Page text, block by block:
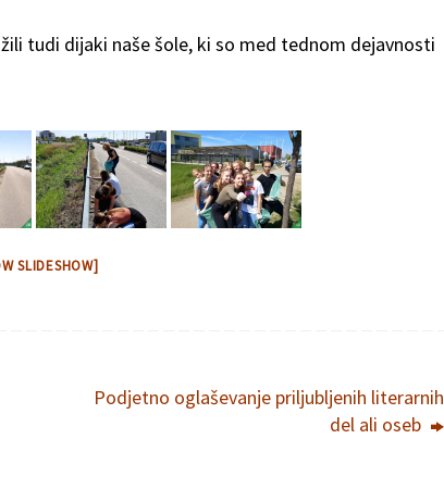
tudi dijaki naše šole, ki so med tednom dejavnosti
SLIDESHOW]
Podjetno oglaševanje priljubljenih literarnih
del ali oseb